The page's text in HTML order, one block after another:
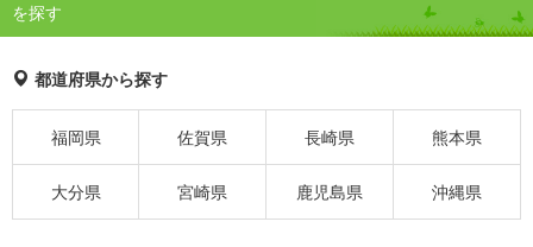
を探す
都道府県から探す
福岡県 佐賀県 長崎県 熊本県
大分県 宮崎県 鹿児島県 沖縄県